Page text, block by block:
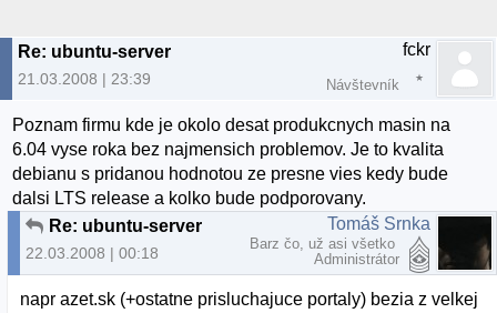
Re: ubuntu-server
21.03.2008 | 23:39
fckr
Návštevník
Poznam firmu kde je okolo desat produkcnych masin na
6.04 vyse roka bez najmensich problemov. Je to kvalita
debianu s pridanou hodnotou ze presne vies kedy bude
dalsi LTS release a kolko bude podporovany.
Re: ubuntu-server
22.03.2008 | 00:18
Tomáš Srnka
Barz čo, už asi všetko
Administrátor
napr azet.sk (+ostatne prisluchajuce portaly) bezia z velkej